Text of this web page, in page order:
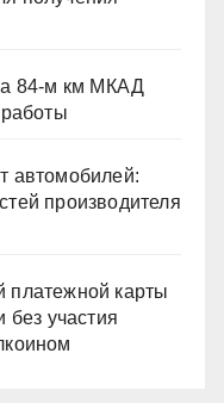
84-м км МКАД
автомобилей:
производителя
платежной карты
без участия